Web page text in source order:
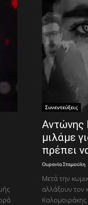
Συνεντεύξεις
Αντώνης
μιλάμε
πρέπει
Ουρανία Σταμούλη
Μετά την
αλλάξουν τον
Καλομοιράκης